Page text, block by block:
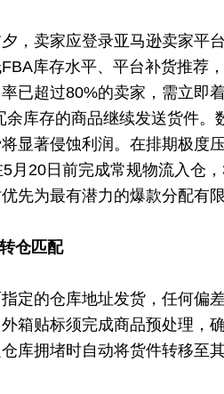
，卖家应登录亚马逊卖家平
库存水平、平台补货推荐
已超过80%的卖家，需立即
库存的商品继续发送货件。
显著侵蚀利润。在排期极度
月20日前完成常规物流入仓
先为最有潜力的爆款分配有限
仓匹配
定的仓库地址发货，任何偏
箱贴标须完成商品预处理，
库拥堵时自动将货件转移至